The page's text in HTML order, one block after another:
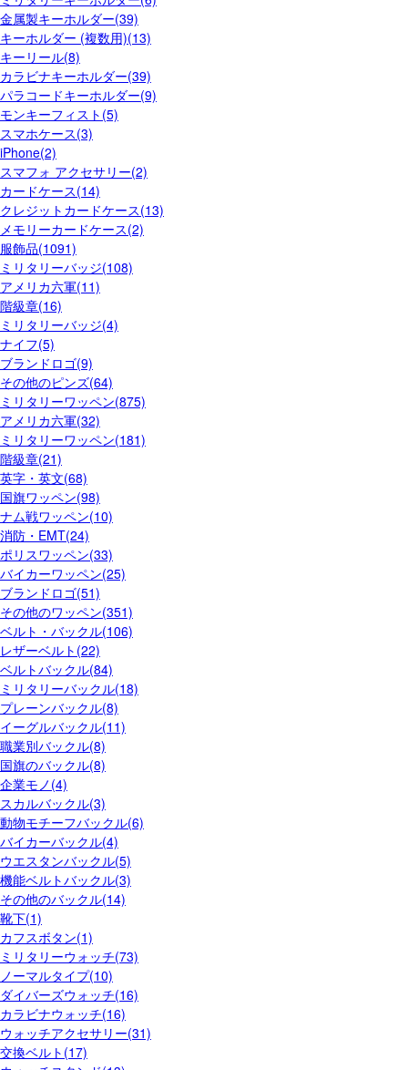
金属製キーホルダー(39)
キーホルダー (複数用)(13)
キーリール(8)
カラビナキーホルダー(39)
パラコードキーホルダー(9)
モンキーフィスト(5)
スマホケース(3)
iPhone(2)
スマフォ アクセサリー(2)
カードケース(14)
クレジットカードケース(13)
メモリーカードケース(2)
服飾品(1091)
ミリタリーバッジ(108)
アメリカ六軍(11)
階級章(16)
ミリタリーバッジ(4)
ナイフ(5)
ブランドロゴ(9)
その他のピンズ(64)
ミリタリーワッペン(875)
アメリカ六軍(32)
ミリタリーワッペン(181)
階級章(21)
英字・英文(68)
国旗ワッペン(98)
ナム戦ワッペン(10)
消防・EMT(24)
ポリスワッペン(33)
バイカーワッペン(25)
ブランドロゴ(51)
その他のワッペン(351)
ベルト・バックル(106)
レザーベルト(22)
ベルトバックル(84)
ミリタリーバックル(18)
プレーンバックル(8)
イーグルバックル(11)
職業別バックル(8)
国旗のバックル(8)
企業モノ(4)
スカルバックル(3)
動物モチーフバックル(6)
バイカーバックル(4)
ウエスタンバックル(5)
機能ベルトバックル(3)
その他のバックル(14)
靴下(1)
カフスボタン(1)
ミリタリーウォッチ(73)
ノーマルタイプ(10)
ダイバーズウォッチ(16)
カラビナウォッチ(16)
ウォッチアクセサリー(31)
交換ベルト(17)